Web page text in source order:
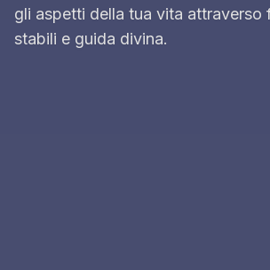
gli aspetti della tua vita attraverso
stabili e guida divina.